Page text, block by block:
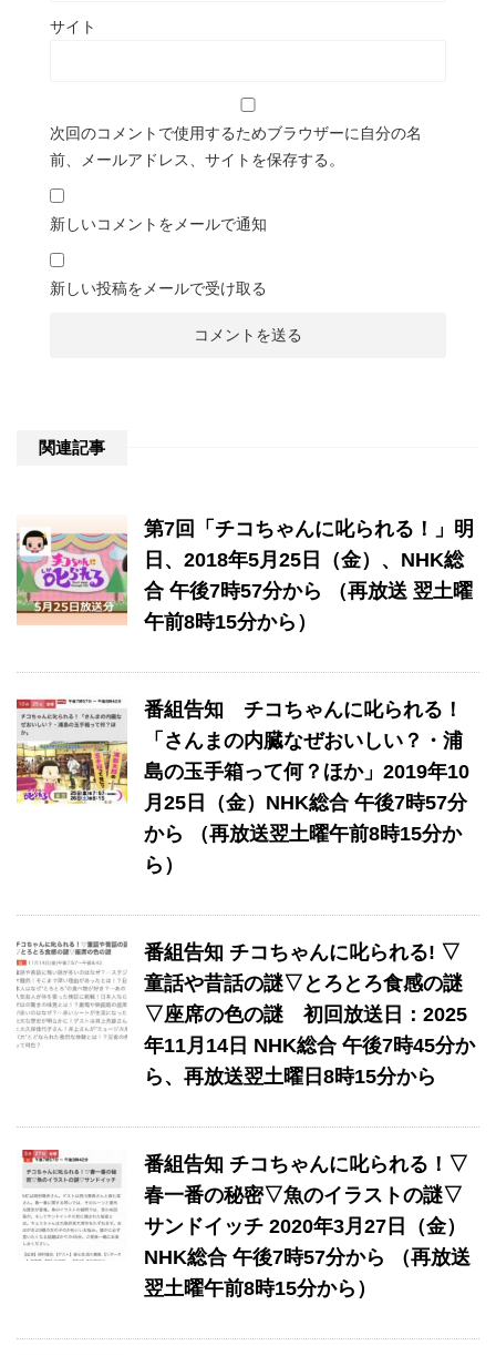
サイト
次回のコメントで使用するためブラウザーに自分の名
前、メールアドレス、サイトを保存する。
新しいコメントをメールで通知
新しい投稿をメールで受け取る
関連記事
第7回「チコちゃんに叱られる！」​明
日、2018年5月25日（金）、NHK総
合 午後7時57分から （再放送 翌土曜
午前8時15分から）
番組告知 チコちゃんに叱られる！
「さんまの内臓なぜおいしい？・浦
島の玉手箱って何？ほか」2019年10
月25日（金）NHK総合 午後7時57分
から （再放送翌土曜午前8時15分か
ら）
番組告知 チコちゃんに叱られる! ▽
童話や昔話の謎▽とろとろ食感の謎
▽座席の色の謎 初回放送日：2025
年11月14日 NHK総合 午後7時45分か
ら、再放送翌土曜日8時15分から
番組告知 チコちゃんに叱られる！▽
春一番の秘密▽魚のイラストの謎▽
サンドイッチ 2020年3月27日（金）
NHK総合 午後7時57分から （再放送
翌土曜午前8時15分から）